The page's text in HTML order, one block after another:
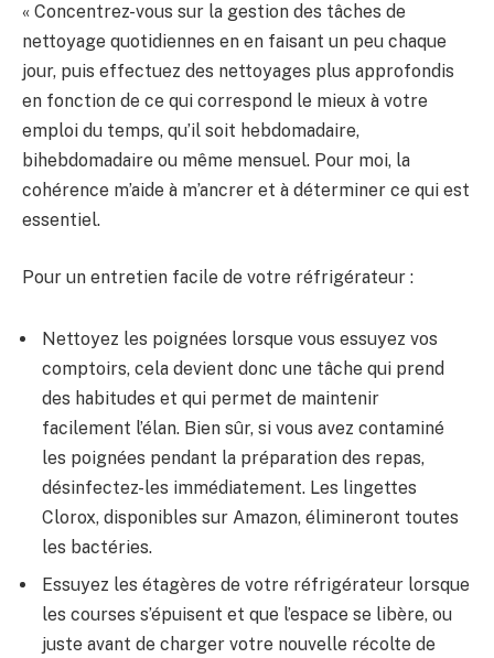
« Concentrez-vous sur la gestion des tâches de
nettoyage quotidiennes en en faisant un peu chaque
jour, puis effectuez des nettoyages plus approfondis
en fonction de ce qui correspond le mieux à votre
emploi du temps, qu’il soit hebdomadaire,
bihebdomadaire ou même mensuel. Pour moi, la
cohérence m’aide à m’ancrer et à déterminer ce qui est
essentiel.
Pour un entretien facile de votre réfrigérateur :
Nettoyez les poignées lorsque vous essuyez vos
comptoirs, cela devient donc une tâche qui prend
des habitudes et qui permet de maintenir
facilement l’élan. Bien sûr, si vous avez contaminé
les poignées pendant la préparation des repas,
désinfectez-les immédiatement. Les lingettes
Clorox, disponibles sur Amazon, élimineront toutes
les bactéries.
Essuyez les étagères de votre réfrigérateur lorsque
les courses s’épuisent et que l’espace se libère, ou
juste avant de charger votre nouvelle récolte de